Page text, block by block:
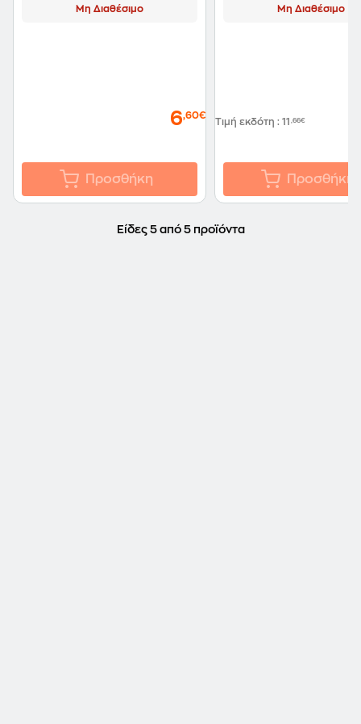
Μη Διαθέσιμο
6,60€
Προσθήκη
Μη Διαθέσιμο
Τιμή εκδότη : 11,66€
Προσθήκη
Είδες 5 από 5 προϊόντα